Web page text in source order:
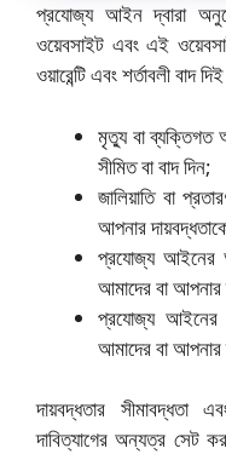
প্রযোজ্য আইন দ্বারা
ওয়েবসাইট এবং এই
ওয়ারেন্টি এবং শর্তাবলী বাদ
মৃত্যু বা ব্যক্তিগত
সীমিত বা বাদ দিন;
জালিয়াতি বা
আপনার
প্রযোজ্য আইনের
আমাদের বা আপনার
প্রযোজ্য আইনের
আমাদের বা আপনার
দায়বদ্ধতার সীমাবদ্ধতা
দাবিত্যাগের অন্যত্র সেট